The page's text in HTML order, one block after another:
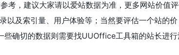
考，建议大家请以爱站数据为准，更多网站价值
以及索引量、用户体验等；当然要评估一个站的价
确切的数据则需要找UUOffice工具箱的站长进行